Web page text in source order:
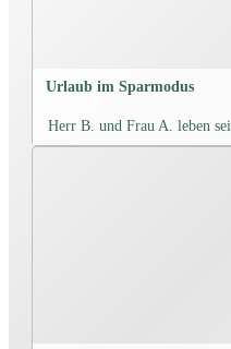
Urlaub im Sparmodus
Herr B. und Frau A. leben